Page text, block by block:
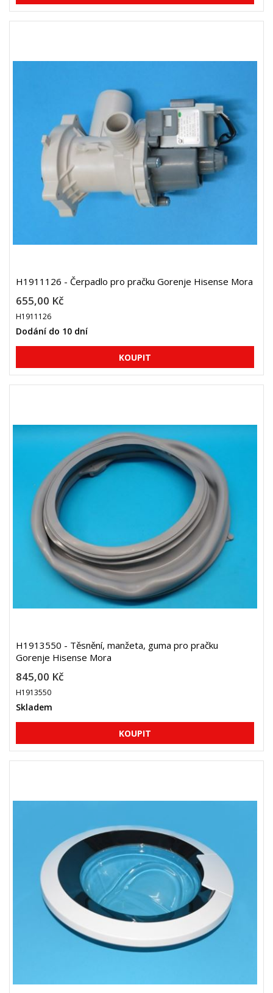
H1911126 - Čerpadlo pro pračku Gorenje Hisense Mora
655,00 Kč
H1911126
Dodání do 10 dní
H1913550 - Těsnění, manžeta, guma pro pračku
Gorenje Hisense Mora
845,00 Kč
H1913550
Skladem